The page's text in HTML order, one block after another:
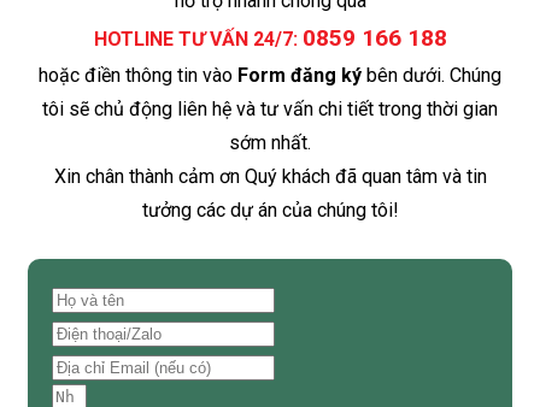
HOTLINE TƯ VẤN 24/7: 0859 166 188
hoặc điền thông tin vào Form đăng ký bên dưới. Chúng
tôi sẽ chủ động liên hệ và tư vấn chi tiết trong thời gian
sớm nhất.
Xin chân thành cảm ơn Quý khách đã quan tâm và tin
tưởng các dự án của chúng tôi!